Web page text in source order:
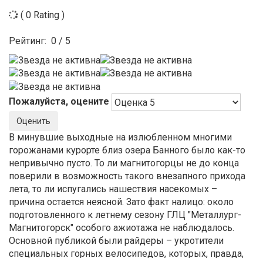
( 0 Rating )
Рейтинг: 0 / 5
Пожалуйста, оцените
В минувшие выходные на излюбленном многими
горожанами курорте близ озера Банного было как-то
непривычно пусто. То ли магнитогорцы не до конца
поверили в возможность такого внезапного прихода
лета, то ли испугались нашествия насекомых –
причина остается неясной. Зато факт налицо: около
подготовленного к летнему сезону ГЛЦ "Металлург-
Магнитогорск" особого ажиотажа не наблюдалось.
Основной публикой были райдеры – укротители
специальных горных велосипедов, которых, правда,